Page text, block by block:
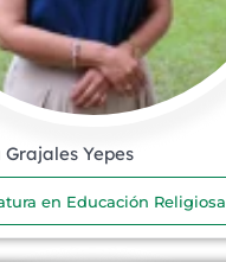
Yepes
en Educación Religiosa